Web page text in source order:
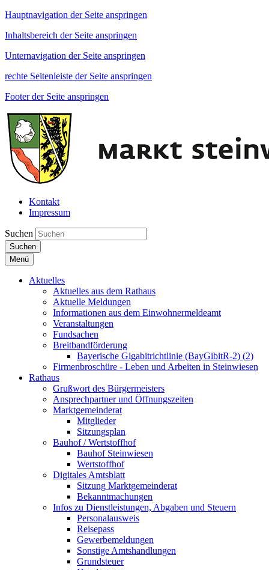
Hauptnavigation der Seite anspringen
Inhaltsbereich der Seite anspringen
Unternavigation der Seite anspringen
rechte Seitenleiste der Seite anspringen
Footer der Seite anspringen
Kontakt
Impressum
Suchen
Suchen
Menü
Aktuelles
Aktuelles aus dem Rathaus
Aktuelle Meldungen
Informationen aus dem Einwohnermeldeamt
Veranstaltungen
Fundsachen
Breitbandförderung
Bayerische Gigabitrichtlinie (BayGibitR-2) (2)
Firmenbroschüre - Leben und Arbeiten in Steinwiesen
Rathaus
Grußwort des Bürgermeisters
Ansprechpartner und Öffnungszeiten
Marktgemeinderat
Mitglieder
Sitzungsplan
Bauhof / Wertstoffhof
Bauhof Steinwiesen
Wertstoffhof
Digitales Amtsblatt
Sitzung Marktgemeinderat
Bekanntmachungen
Infos zu Dienstleistungen, Abgaben und Steuern
Personalausweis
Reisepass
Gewerbemeldungen
Sonstige Amtshandlungen
Grundsteuer